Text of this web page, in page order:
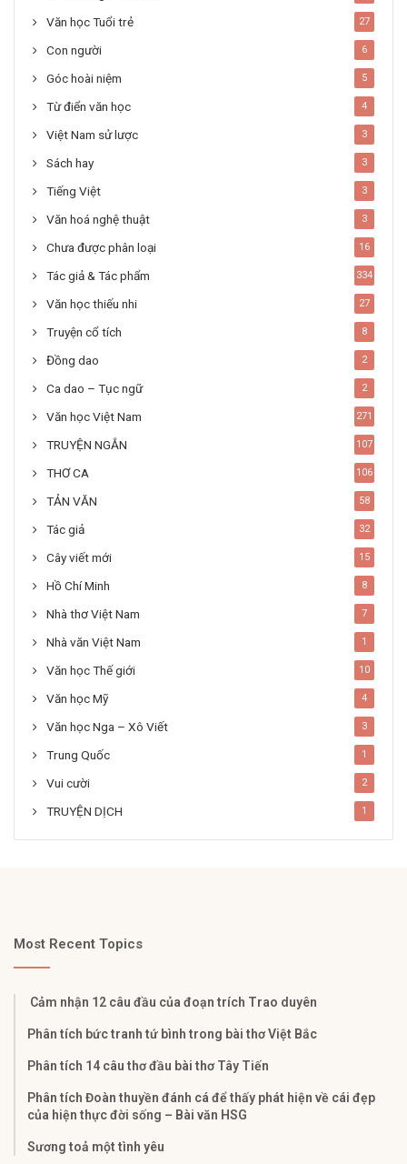
Văn học Tuổi trẻ 27
Con người 6
Góc hoài niệm 5
Từ điển văn học 4
Việt Nam sử lược 3
Sách hay 3
Tiếng Việt 3
Văn hoá nghệ thuật 3
Chưa được phân loại 16
Tác giả & Tác phẩm 334
Văn học thiếu nhi 27
Truyện cổ tích 8
Đồng dao 2
Ca dao – Tục ngữ 2
Văn học Việt Nam 271
TRUYỆN NGẮN 107
THƠ CA 106
TẢN VĂN 58
Tác giả 32
Cây viết mới 15
Hồ Chí Minh 8
Nhà thơ Việt Nam 7
Nhà văn Việt Nam 1
Văn học Thế giới 10
Văn học Mỹ 4
Văn học Nga – Xô Viết 3
Trung Quốc 1
Vui cười 2
TRUYỆN DỊCH 1
Most Recent Topics
Cảm nhận 12 câu đầu của đoạn trích Trao duyên
Phân tích bức tranh tứ bình trong bài thơ Việt Bắc
Phân tích 14 câu thơ đầu bài thơ Tây Tiến
Phân tích Đoàn thuyền đánh cá để thấy phát hiện về cái đẹp
của hiện thực đời sống – Bài văn HSG
Sương toả một tình yêu